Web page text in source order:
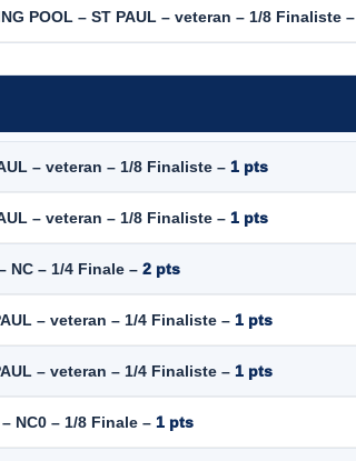
POOL – ST PAUL – veteran – 1/8 Finaliste –
– veteran – 1/8 Finaliste – 1 pts
– veteran – 1/8 Finaliste – 1 pts
NC – 1/4 Finale – 2 pts
– veteran – 1/4 Finaliste – 1 pts
– veteran – 1/4 Finaliste – 1 pts
NC0 – 1/8 Finale – 1 pts